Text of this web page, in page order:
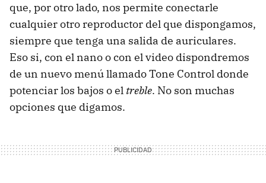
que, por otro lado, nos permite conectarle
cualquier otro reproductor del que dispongamos,
siempre que tenga una salida de auriculares.
Eso si, con el nano o con el video dispondremos
de un nuevo menú llamado Tone Control donde
potenciar los bajos o el treble. No son muchas
opciones que digamos.